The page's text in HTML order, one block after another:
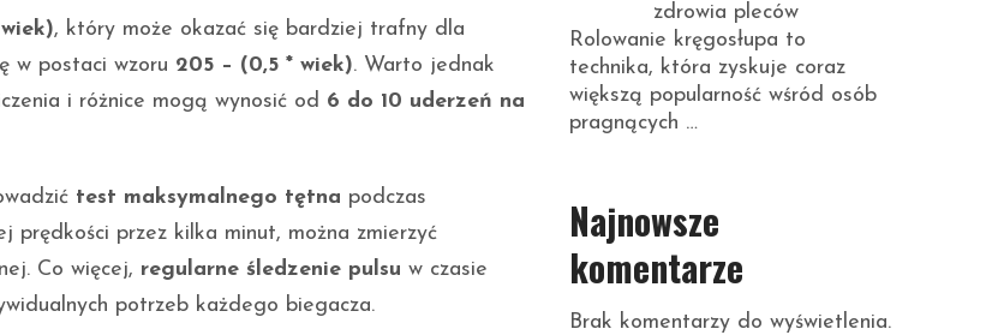
, który może okazać się bardziej trafny dla
w postaci wzoru 205 – (0,5 * wiek). Warto jednak
i różnice mogą wynosić od 6 do 10 uderzeń na
test maksymalnego tętna podczas
prędkości przez kilka minut, można zmierzyć
Co więcej, regularne śledzenie pulsu w czasie
potrzeb każdego biegacza.
zdrowia pleców
Rolowanie kręgosłupa to
technika, która zyskuje coraz
większą popularność wśród osób
pragnących …
Najnowsze
komentarze
Brak komentarzy do wyświetlenia.